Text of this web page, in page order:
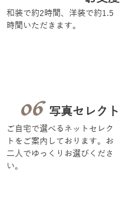
和装で約2時間、洋装で約1.5
時間いただきます。
06 写真セレクト
ご自宅で選べるネットセレク
トをご案内しております。お
二人でゆっくりお選びくださ
い。